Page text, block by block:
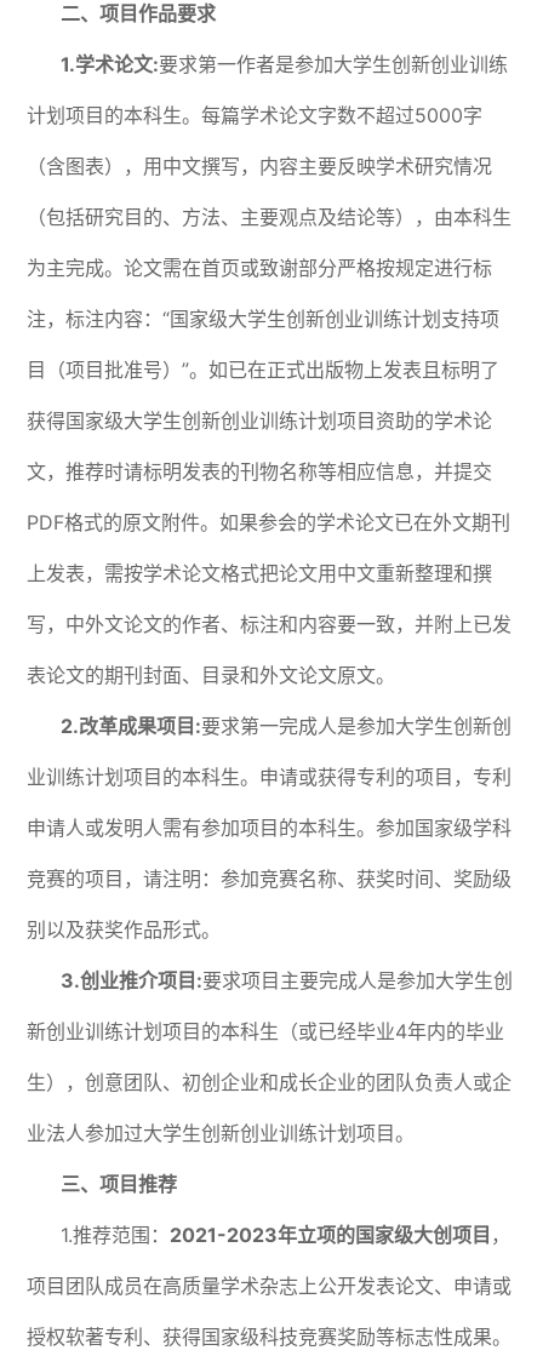
二、项目作品要求
1.学术论文:要求第一作者是参加大学生创新创业训练
计划项目的本科生。每篇学术论文字数不超过5000字
（含图表），用中文撰写，内容主要反映学术研究情况
（包括研究目的、方法、主要观点及结论等），由本科生
为主完成。论文需在首页或致谢部分严格按规定进行标
注，标注内容：“国家级大学生创新创业训练计划支持项
目（项目批准号）”。如已在正式出版物上发表且标明了
获得国家级大学生创新创业训练计划项目资助的学术论
文，推荐时请标明发表的刊物名称等相应信息，并提交
PDF格式的原文附件。如果参会的学术论文已在外文期刊
上发表，需按学术论文格式把论文用中文重新整理和撰
写，中外文论文的作者、标注和内容要一致，并附上已发
表论文的期刊封面、目录和外文论文原文。
2.改革成果项目:要求第一完成人是参加大学生创新创
业训练计划项目的本科生。申请或获得专利的项目，专利
申请人或发明人需有参加项目的本科生。参加国家级学科
竞赛的项目，请注明：参加竞赛名称、获奖时间、奖励级
别以及获奖作品形式。
3.创业推介项目:要求项目主要完成人是参加大学生创
新创业训练计划项目的本科生（或已经毕业4年内的毕业
生），创意团队、初创企业和成长企业的团队负责人或企
业法人参加过大学生创新创业训练计划项目。
三、项目推荐
1.推荐范围： 2021-2023年立项的国家级大创项目 ，
项目团队成员在高质量学术杂志上公开发表论文、申请或
授权软著专利、获得国家级科技竞赛奖励等标志性成果。